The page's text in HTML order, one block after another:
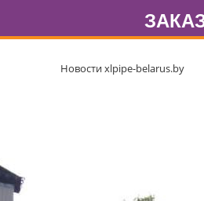
Новости xlpipe-belarus.by